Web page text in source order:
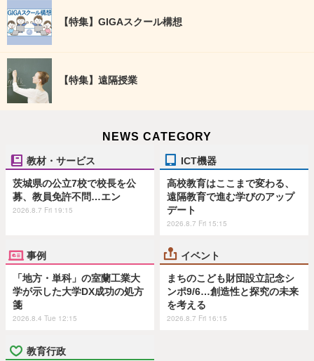
【特集】GIGAスクール構想
【特集】遠隔授業
NEWS CATEGORY
教材・サービス
茨城県の公立7校で校長を公
募、教員免許不問…エン
2026.8.7 Fri 19:15
ICT機器
高校教育はここまで変わる、
遠隔教育で進む学びのアップ
デート
2026.8.7 Fri 15:15
事例
「地方・単科」の室蘭工業大
学が示した大学DX成功の処方
箋
2026.8.4 Tue 12:15
イベント
まちのこども財団設立記念シ
ンポ9/6…創造性と探究の未来
を考える
2026.8.7 Fri 16:15
教育行政